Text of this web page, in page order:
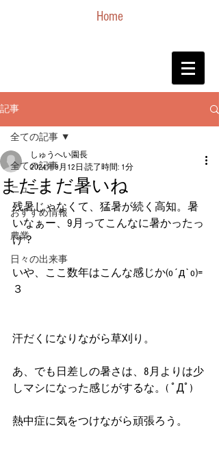
Home
記事
全ての記事
ニュース
おすすめ情報
農業
日々の出来事
全ての記事
まだまだ暑いね
しゅうへい園長
2024年9月12日 読了時間: 1分
残暑じゃなくて、猛暑が続く高知。暑
いなぁー、9月ってこんなに暑かったっ
け？
いや、ここ数年はこんな感じか(o´д`o)=
３
汗だくになりながら草刈り。
あ、でも日差しの暑さは、8月よりは少
しマシになった感じがするな。( ﾟДﾟ)
熱中症に気をつけながら頑張ろう。